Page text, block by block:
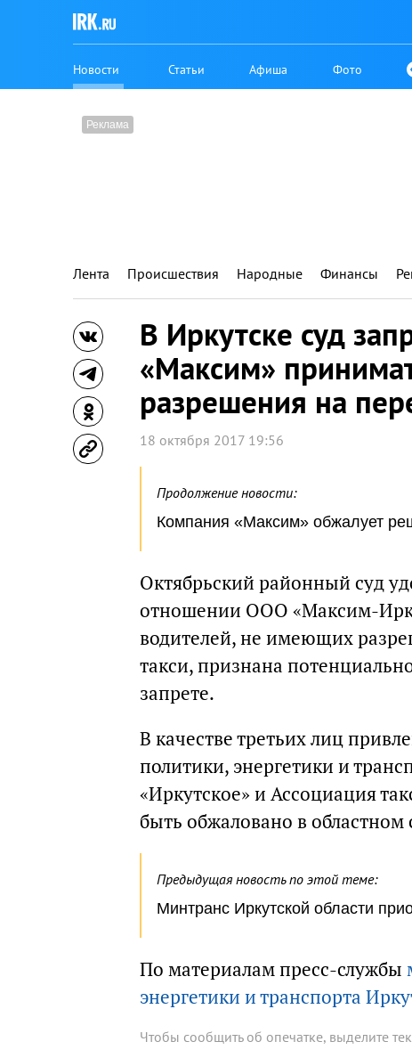
Новости Статьи Афиша Фото
Лента Происшествия Народные Финансы
В Иркутске суд
«Максим»
разрешения на
18 октября 2017 19:56
Продолжение новости:
Компания «Максим» обжалует
Октябрьский районный суд
отношении ООО «Максим-
водителей, не имеющих
такси, признана
запрете.
В качестве третьих лиц
политики, энергетики и
«Иркутское» и Ассоциация
быть обжаловано в областном
Предыдущая новость по этой теме:
Минтранс Иркутской области
По материалам пресс-службы
энергетики и транспорта
Чтобы сообщить об опечатке, выделите